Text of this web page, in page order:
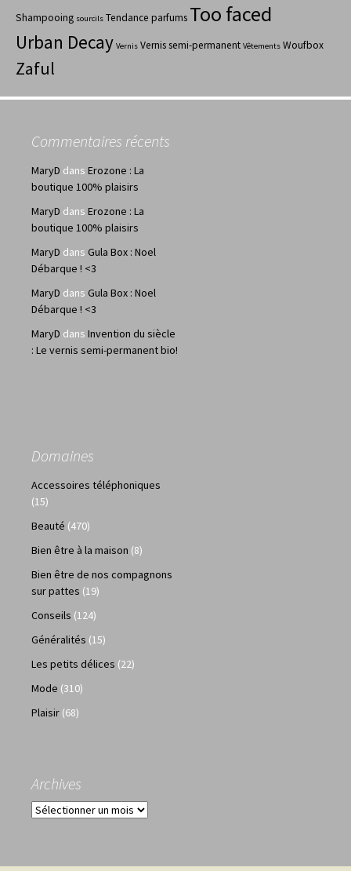
Shampooing sourcils Tendance parfums Too faced
Urban Decay Vernis Vernis semi-permanent Vêtements Woufbox
Zaful
Commentaires récents
MaryD dans Erozone : La
boutique 100% plaisirs
MaryD dans Erozone : La
boutique 100% plaisirs
MaryD dans Gula Box : Noel
Débarque ! <3
MaryD dans Gula Box : Noel
Débarque ! <3
MaryD dans Invention du siècle
: Le vernis semi-permanent bio!
Domaines
Accessoires téléphoniques
(15)
Beauté (470)
Bien être à la maison (8)
Bien être de nos compagnons
sur pattes (19)
Conseils (124)
Généralités (15)
Les petits délices (22)
Mode (310)
Plaisir (68)
Archives
Archives